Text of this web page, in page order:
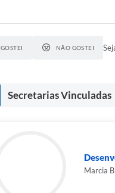
GOSTEI NÃO GOSTEI
Secretarias Vinculadas
Marcia